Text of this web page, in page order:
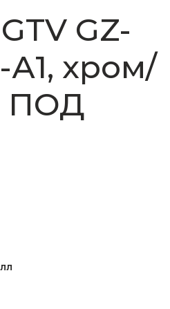
GZ-
А1, хром/
ПОД